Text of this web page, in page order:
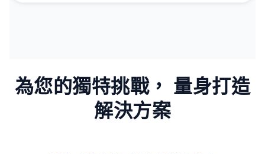
為您的獨特挑戰， 量身打造
解決方案